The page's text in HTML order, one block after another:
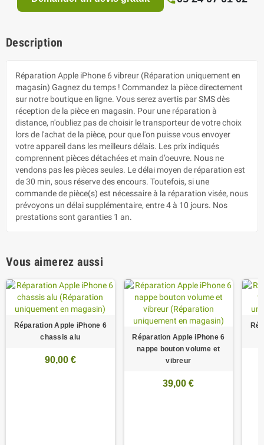
Description
Réparation Apple iPhone 6 vibreur (Réparation uniquement en
magasin) Gagnez du temps ! Commandez la pièce directement
sur notre boutique en ligne. Vous serez avertis par SMS dès
réception de la pièce en magasin. Pour une réparation à
distance, n'oubliez pas de choisir le transporteur de votre choix
lors de l'achat de la pièce, pour que l'on puisse vous envoyer
votre appareil dans les meilleurs délais. Les prix indiqués
comprennent pièces détachées et main d’oeuvre. Nous ne
vendons pas les pièces seules. Le délai moyen de réparation est
de 30 min, sous réserve des encours. Toutefois, si une
commande de pièce(s) est nécessaire à la réparation visée, nous
prévoyons un délai supplémentaire, entre 4 à 10 jours. Nos
prestations sont garanties 1 an.
Vous aimerez aussi
Réparation Apple iPhone 6
chassis alu
90,00 €
Réparation Apple iPhone 6
nappe bouton volume et
vibreur
39,00 €